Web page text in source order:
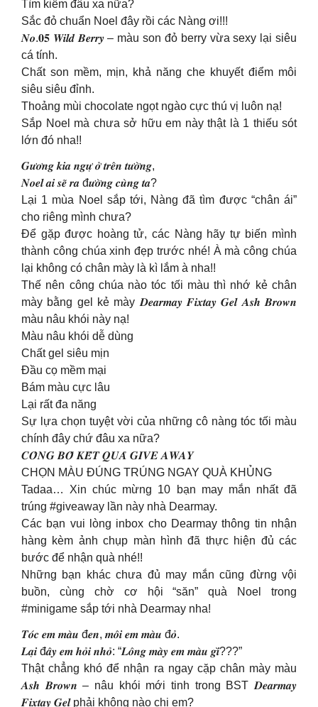
Tìm kiếm đâu xa nữa?
Sắc đỏ chuẩn Noel đây rồi các Nàng ơi!!!
𝑵𝒐.𝟎𝟓 𝑾𝒊𝒍𝒅 𝑩𝒆𝒓𝒓𝒚 – màu son đỏ berry vừa sexy lại siêu
cá tính.
Chất son mềm, mịn, khả năng che khuyết điểm môi
siêu siêu đỉnh.
Thoảng mùi chocolate ngọt ngào cực thú vị luôn nạ!
Sắp Noel mà chưa sở hữu em này thật là 1 thiếu sót
lớn đó nha!!
𝑮𝒖̛𝒐̛𝒏𝒈 𝒌𝒊𝒂 𝒏𝒈𝒖̛̣ 𝒐̛̉ 𝒕𝒓𝒆̂𝒏 𝒕𝒖̛𝒐̛̀𝒏𝒈,
𝑵𝒐𝒆𝒍 𝒂𝒊 𝒔𝒆̃ 𝒓𝒂 đ𝒖̛𝒐̛̀𝒏𝒈 𝒄𝒖̀𝒏𝒈 𝒕𝒂?
Lại 1 mùa Noel sắp tới, Nàng đã tìm được “chân ái”
cho riêng mình chưa?
Để gặp được hoàng tử, các Nàng hãy tự biến mình
thành công chúa xinh đẹp trước nhé! À mà công chúa
lại không có chân mày là kì lắm à nha!!
Thế nên công chúa nào tóc tối màu thì nhớ kẻ chân
mày bằng gel kẻ mày 𝑫𝒆𝒂𝒓𝒎𝒂𝒚 𝑭𝒊𝒙𝒕𝒂𝒚 𝑮𝒆𝒍 𝑨𝒔𝒉 𝑩𝒓𝒐𝒘𝒏
màu nâu khói này nạ!
Màu nâu khói dễ dùng
Chất gel siêu mịn
Đầu cọ mềm mại
Bám màu cực lâu
Lại rất đa năng
Sự lựa chọn tuyệt vời của những cô nàng tóc tối màu
chính đây chứ đâu xa nữa?
𝑪𝑶̂𝑵𝑮 𝑩𝑶̂́ 𝑲𝑬̂́𝑻 𝑸𝑼𝑨̉ 𝑮𝑰𝑽𝑬 𝑨𝑾𝑨𝒀
CHỌN MÀU ĐÚNG TRÚNG NGAY QUÀ KHỦNG
Tadaa… Xin chúc mừng 10 bạn may mắn nhất đã
trúng #giveaway lần này nhà Dearmay.
Các bạn vui lòng inbox cho Dearmay thông tin nhận
hàng kèm ảnh chụp màn hình đã thực hiện đủ các
bước để nhận quà nhé!!
Những bạn khác chưa đủ may mắn cũng đừng vội
buồn, cùng chờ cơ hội “săn” quà Noel trong
#minigame sắp tới nhà Dearmay nha!
𝑻𝒐́𝒄 𝒆𝒎 𝒎𝒂̀𝒖 đ𝒆𝒏, 𝒎𝒐̂𝒊 𝒆𝒎 𝒎𝒂̀𝒖 đ𝒐̉.
𝑳𝒂̣𝒊 đ𝒂̂𝒚 𝒆𝒎 𝒉𝒐̉𝒊 𝒏𝒉𝒐̉: “𝑳𝒐̂𝒏𝒈 𝒎𝒂̀𝒚 𝒆𝒎 𝒎𝒂̀𝒖 𝒈𝒊̀???”
Thật chẳng khó để nhận ra ngay cặp chân mày màu
𝑨𝒔𝒉 𝑩𝒓𝒐𝒘𝒏 – nâu khói mới tinh trong BST 𝑫𝒆𝒂𝒓𝒎𝒂𝒚
𝑭𝒊𝒙𝒕𝒂𝒚 𝑮𝒆𝒍 phải không nào chị em?